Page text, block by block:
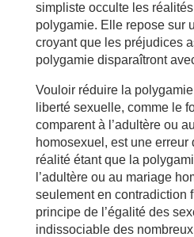
simpliste occulte les
polygamie. Elle repose sur
croyant que les préjudices
polygamie disparaîtront
Vouloir réduire la
liberté sexuelle, comme le
comparent à l’adultère ou
homosexuel, est une erreur
réalité étant que la
l’adultère ou au mariage
seulement en contradiction
principe de l’égalité des
indissociable des